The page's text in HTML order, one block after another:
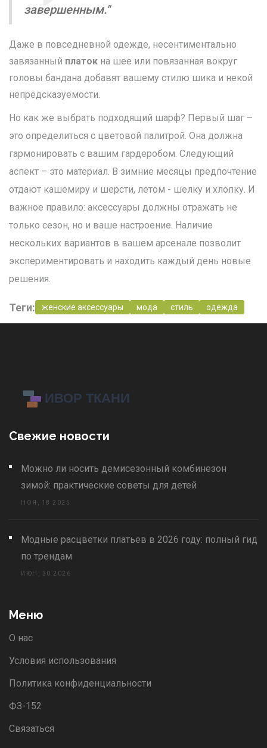
завершенным."
Даже в повседневной одежде, несентиментально
завязанный платок на шее или повязанная вокруг
головы бандана добавят вашему стилю шика и некой
непредсказуемости.
Но как же выбрать подходящий шарф? Первый шаг –
это определиться с цветовой палитрой. Она должна
гармонировать с вашим гардеробом. Следующий
аспект – это материал. В зимние месяцы предпочтение
отдают кашемиру и шерсти, летом - шелку и хлопку. И
важное правило: аксессуары должны отражать не
только сезон, но и ваше настроение. Наличие
нескольких вариантов в вашем арсенале позволит
экспериментировать и находить каждый день новые
решения.
Теги: женские аксессуары мода стиль одежда
Свежие новости
Можно ли носить демисезонный комбинезон
зимой: практические советы для детей
НОЯ, 18 2025
Модные расцветки платьев в 2026 году: полный гид
по трендам
ИЮН, 30 2026
Меню
О нас
Условия использования
Политика конфиденциальности
ФЗ-152
Связаться